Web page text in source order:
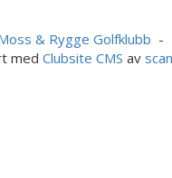
& Rygge Golfklubb -
medClubsite CMS av